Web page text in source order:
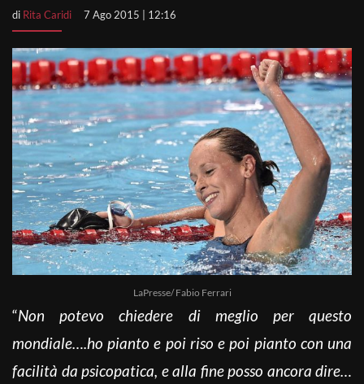
di Rita Caridi 7 Ago 2015 | 12:16
LaPresse/ Fabio Ferrari
“Non potevo chiedere di meglio per questo
mondiale….ho pianto e poi riso e poi pianto con una
facilità da psicopatica, e alla fine posso ancora dire…